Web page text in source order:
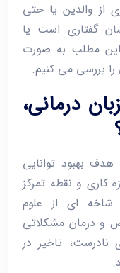
از والدین یا حتی
گفتاری است یا
این مطلب به‌ صورت
را بررسی می ‌کنیم.
‌درمانی،
هدف بهبود توانایی
کاری و نقطه تمرکز
شاخه ‌ای از علوم
و درمان مشکلاتی
نادرست، تاخیر در